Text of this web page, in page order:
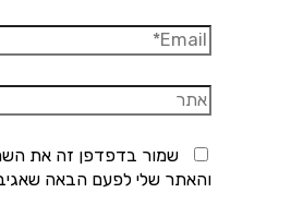
Email*
אתר
שמור בדפדפן זה את
והאתר שלי לפעם הבאה